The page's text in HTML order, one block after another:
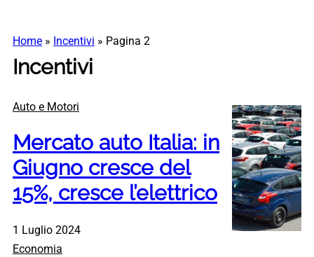
Home » Incentivi » Pagina 2
Incentivi
Auto e Motori
Mercato auto Italia: in
Giugno cresce del
15%, cresce l’elettrico
1 Luglio 2024
Economia